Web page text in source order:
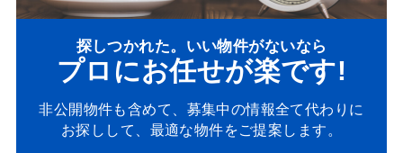
探しつかれた。いい物件がないなら
プロにお任せが楽です!
非公開物件も含めて、募集中の情報全て代わりに
お探しして、最適な物件をご提案します。